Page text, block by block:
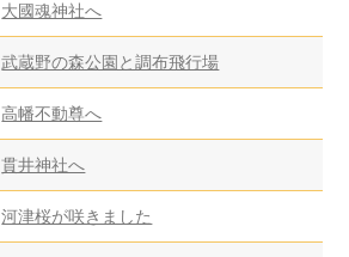
大國魂神社へ
武蔵野の森公園と調布飛行場
高幡不動尊へ
貫井神社へ
河津桜が咲きました